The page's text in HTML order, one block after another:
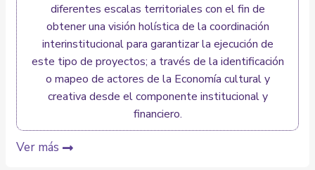
diferentes escalas territoriales con el fin de
obtener una visión holística de la coordinación
interinstitucional para garantizar la ejecución de
este tipo de proyectos; a través de la identificación
o mapeo de actores de la Economía cultural y
creativa desde el componente institucional y
financiero.
Ver más